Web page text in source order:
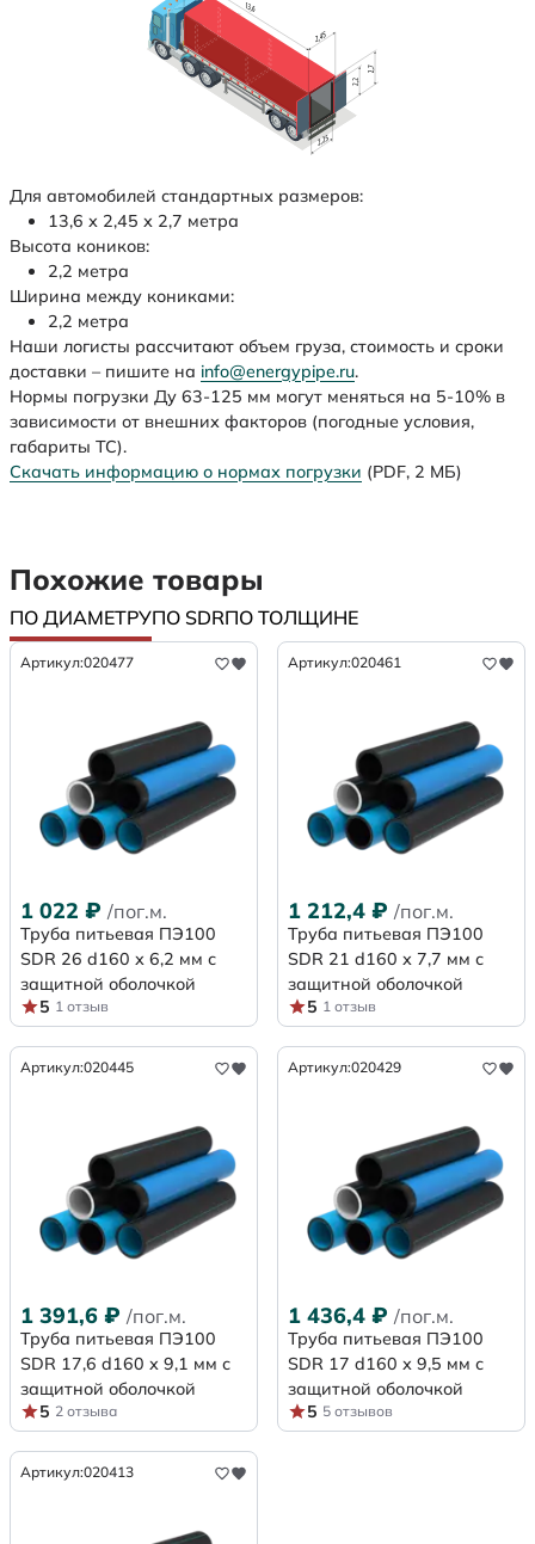
Для автомобилей стандартных размеров:
13,6 х 2,45 х 2,7 метра
Высота коников:
2,2 метра
Ширина между кониками:
2,2 метра
Наши логисты рассчитают объем груза, стоимость и сроки
доставки – пишите на info@energypipe.ru.
Нормы погрузки Ду 63-125 мм могут меняться на 5-10% в
зависимости от внешних факторов (погодные условия,
габариты ТС).
Скачать информацию о нормах погрузки (PDF, 2 МБ)
Похожие товары
ПО ДИАМЕТРУПО SDRПО ТОЛЩИНЕ
Артикул:020477
1 022 ₽ /пог.м.
Труба питьевая ПЭ100
SDR 26 d160 х 6,2 мм с
защитной оболочкой
5 1 отзыв
Артикул:020461
1 212,4 ₽ /пог.м.
Труба питьевая ПЭ100
SDR 21 d160 х 7,7 мм с
защитной оболочкой
5 1 отзыв
Артикул:020445
1 391,6 ₽ /пог.м.
Труба питьевая ПЭ100
SDR 17,6 d160 х 9,1 мм с
защитной оболочкой
5 2 отзыва
Артикул:020429
1 436,4 ₽ /пог.м.
Труба питьевая ПЭ100
SDR 17 d160 х 9,5 мм с
защитной оболочкой
5 5 отзывов
Артикул:020413